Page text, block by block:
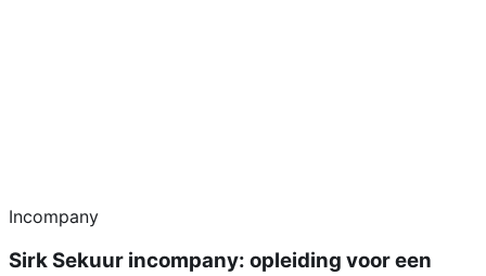
Incompany
Sirk Sekuur incompany: opleiding voor een